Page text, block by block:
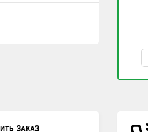
ЗАКАЗ